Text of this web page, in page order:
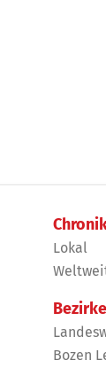
Lokal
Bezirke
Bozen